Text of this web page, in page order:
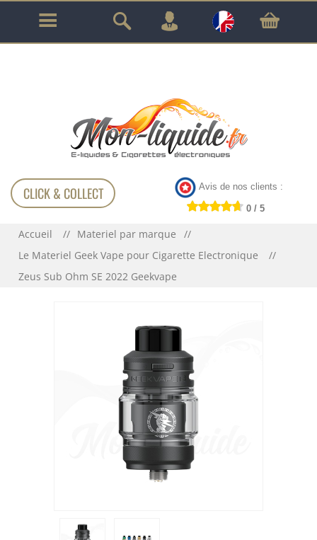
GARANTIE À VIE SUR TOUT LE MATÉRIEL
!!!
CLICK & COLLECT Avis de nos clients :
0 / 5
Accueil
Materiel par marque
Le Materiel Geek Vape pour Cigarette Electronique
Zeus Sub Ohm SE 2022 Geekvape